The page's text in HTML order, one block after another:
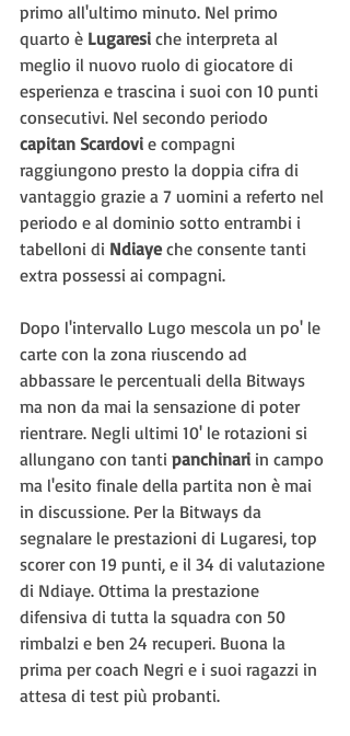
primo all'ultimo minuto. Nel primo
quarto è Lugaresi che interpreta al
meglio il nuovo ruolo di giocatore di
esperienza e trascina i suoi con 10 punti
consecutivi. Nel secondo periodo
capitan Scardovi e compagni
raggiungono presto la doppia cifra di
vantaggio grazie a 7 uomini a referto nel
periodo e al dominio sotto entrambi i
tabelloni di Ndiaye che consente tanti
extra possessi ai compagni.
Dopo l'intervallo Lugo mescola un po' le
carte con la zona riuscendo ad
abbassare le percentuali della Bitways
ma non da mai la sensazione di poter
rientrare. Negli ultimi 10' le rotazioni si
allungano con tanti panchinari in campo
ma l'esito finale della partita non è mai
in discussione. Per la Bitways da
segnalare le prestazioni di Lugaresi, top
scorer con 19 punti, e il 34 di valutazione
di Ndiaye. Ottima la prestazione
difensiva di tutta la squadra con 50
rimbalzi e ben 24 recuperi. Buona la
prima per coach Negri e i suoi ragazzi in
attesa di test più probanti.